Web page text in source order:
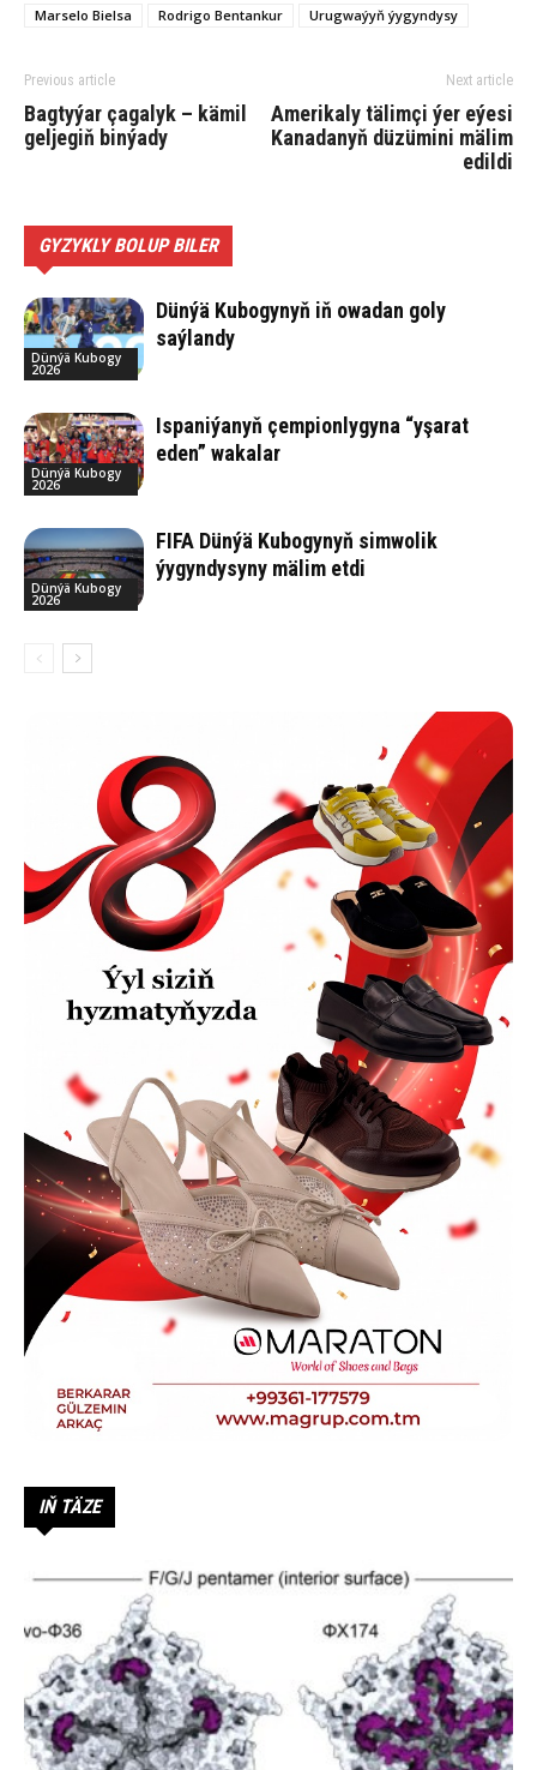
Marselo Bielsa Rodrigo Bentankur Urugwaýyň ýygyndysy
Previous article
Bagtyýar çagalyk – kämil
geljegiň binýady
Next article
Amerikaly tälimçi ýer eýesi
Kanadanyň düzümini mälim
edildi
GYZYKLY BOLUP BILER
Dünýä Kubogy
2026
Dünýä Kubogynyň iň owadan goly
saýlandy
Dünýä Kubogy
2026
Ispaniýanyň çempionlygyna “yşarat
eden” wakalar
Dünýä Kubogy
2026
FIFA Dünýä Kubogynyň simwolik
ýygyndysyny mälim etdi
IŇ TÄZE